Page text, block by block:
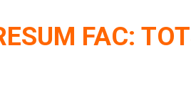
FAC: